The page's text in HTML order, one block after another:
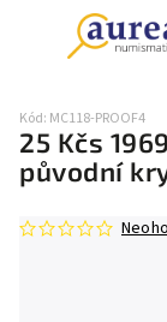
25 Kčs
původní
Kód: MC118-PROOF4